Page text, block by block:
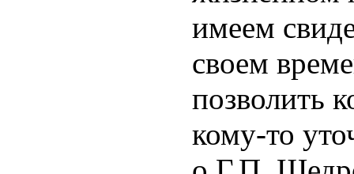
имеем
своем
позволить
кому-то